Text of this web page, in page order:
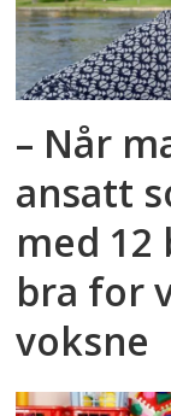
– Når
ansatt
med 12
bra for
voksne